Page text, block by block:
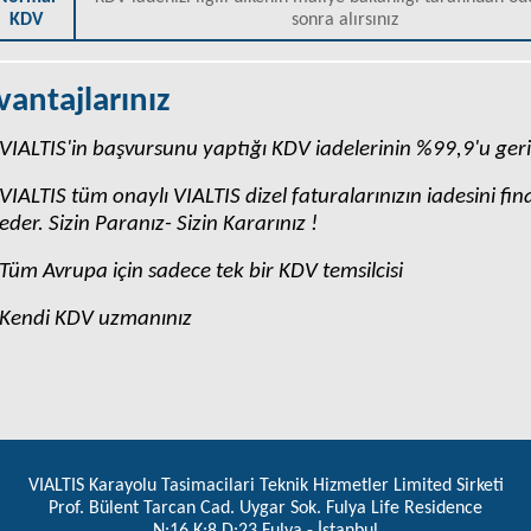
KDV
sonra alırsınız
VIALTIS'in başvursunu yaptığı KDV iadelerinin %99,9'u
VIALTIS tüm onaylı VIALTIS dizel faturalarınızın iadesini
eder. Sizin Paranız- Sizin Kararınız !
Tüm Avrupa için sadece tek bir KDV temsilcisi
Kendi KDV uzmanınız
VIALTIS Karayolu Tasimacilari Teknik Hizmetler Limited Sirketi
Prof. Bülent Tarcan Cad. Uygar Sok. Fulya Life Residence